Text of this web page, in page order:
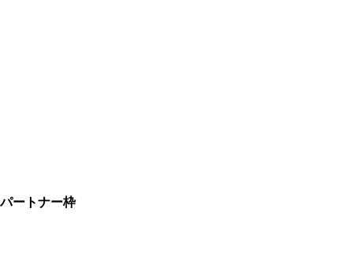
パートナー枠